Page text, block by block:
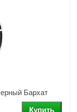
Бархат